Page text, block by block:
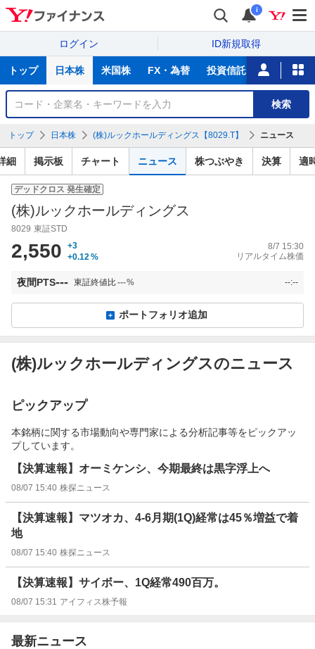
i
ログイン ID新規取得
サ
トップ 日本株 米国株 FX・為替 投資信託 ニュース
銘
検
索
検索
トップ 日本株 (株)ルックホールディングス【8029.T】 ニュース
細 掲示板 チャート ニュース 株つぶやき 決算 適
デッドクロス 発生確定
(株)ルックホールディングス
8029 東証STD
2,550
+3
+0.12 %
8/7 15:30
リアルタイム株価
夜間PTS--- 東証終値比---% --:--
ポートフォリオ追加
(株)ルックホールディングスのニュース
ピックアップ
本銘柄に関する市場動向や専門家による分析記事等をピックアッ
プしています。
【決算速報】オーミケンシ、今期最終は黒字浮上へ
08/07 15:40 株探ニュース
【決算速報】マツオカ、4-6月期(1Q)経常は45％増益で着
地
08/07 15:40 株探ニュース
【決算速報】サイボー、1Q経常490百万。
08/07 15:31 アイフィス株予報
最新ニュース